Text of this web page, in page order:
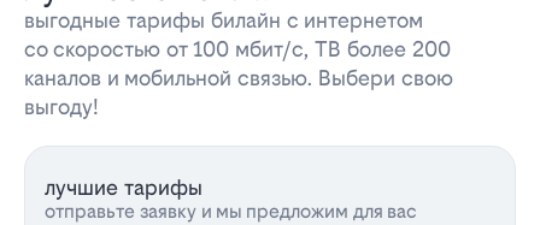
выгодные тарифы билайн с интернетом
со скоростью от 100 мбит/с, ТВ более 200
каналов и мобильной связью. Выбери свою
выгоду!
лучшие тарифы
отправьте заявку и мы предложим для вас